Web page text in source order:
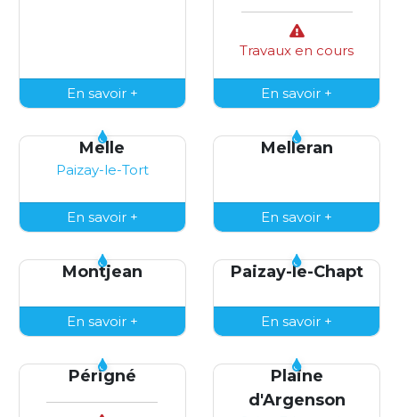
En savoir +
Travaux en cours
En savoir +
Melle
Paizay-le-Tort
En savoir +
Melleran
En savoir +
Montjean
En savoir +
Paizay-le-Chapt
En savoir +
Périgné
Plaine
d'Argenson